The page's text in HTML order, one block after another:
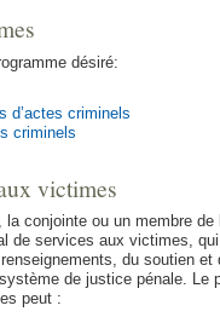
désiré:
d’actes criminels
criminels
victimes
conjointe ou un membre de
de services aux victimes,
du soutien et
de justice pénale. Le
peut :